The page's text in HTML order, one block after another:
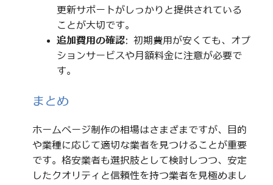
更新サポートがしっかりと提供されている
ことが大切です。
追加費用の確認: 初期費用が安くても、オプ
ションサービスや月額料金に注意が必要で
す。
まとめ
ホームページ制作の相場はさまざまですが、目的
や業種に応じて適切な業者を見つけることが重要
です。格安業者も選択肢として検討しつつ、安定
したクオリティと信頼性を持つ業者を見極めまし